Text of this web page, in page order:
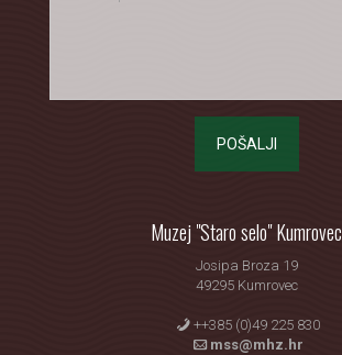
POŠALJI
Muzej "Staro selo" Kumrovec
Josipa Broza 19
49295 Kumrovec
++385 (0)49 225 830
mss@mhz.hr